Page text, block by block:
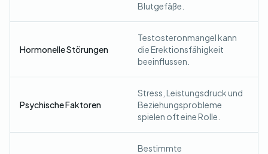
Blutgefäße.
Hormonelle Störungen
Testosteronmangel kann
die Erektionsfähigkeit
beeinflussen.
Psychische Faktoren
Stress, Leistungsdruck und
Beziehungsprobleme
spielen oft eine Rolle.
Bestimmte